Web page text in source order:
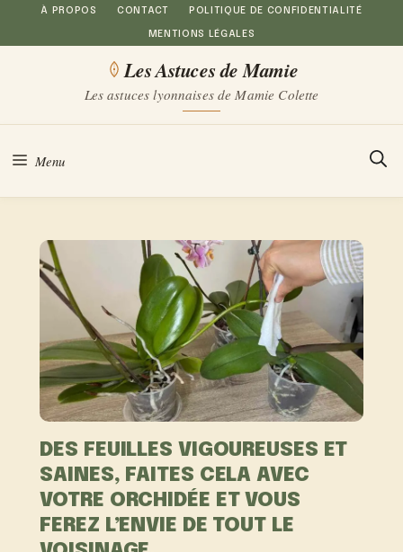
Aller
au
À PROPOS CONTACT POLITIQUE DE CONFIDENTIALITÉ
MENTIONS LÉGALES
Les Astuces de Mamie
Les astuces lyonnaises de Mamie Colette
Menu
DES FEUILLES VIGOUREUSES ET
SAINES, FAITES CELA AVEC
VOTRE ORCHIDÉE ET VOUS
FEREZ L’ENVIE DE TOUT LE